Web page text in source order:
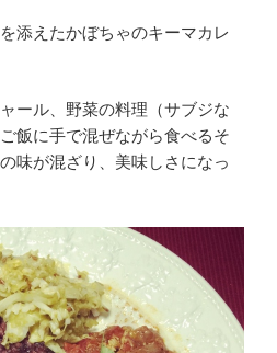
添えたかぼちゃのキーマカレ
ール、野菜の料理（サブジな
飯に手で混ぜながら食べるそ
味が混ざり、美味しさになっ